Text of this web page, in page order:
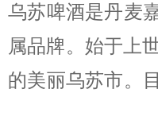
上市。嘉士伯通
乌苏啤酒是丹麦
属品牌。始于上
的美丽乌苏市。